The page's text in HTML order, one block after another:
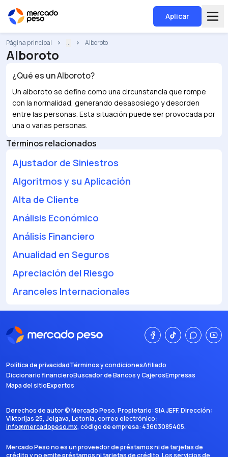
Aplicar
Página principal ... Alboroto
Alboroto
¿Qué es unAlboroto?
Un alboroto se define como una circunstancia que rompe
con la normalidad, generando desasosiego y desorden
entre las personas. Esta situación puede ser provocada por
una o varias personas.
Términos relacionados
Ajustador de Siniestros
Algoritmos y su Aplicación
Alta de Cliente
Análisis Económico
Análisis Financiero
Anualidad en Seguros
Apreciación del Riesgo
Aranceles Internacionales
Política de privacidadTérminos y condicionesAfiliado
Diccionario financieroBuscador de Bancos y CajerosEmpresas
Mapa del sitioExpertos
Derechos de autor ©Mercado Peso. Propietario:SIA JEFF. Dirección:
Viktorijas 25, Jelgava, Letonia, correo electrónico:
info@mercadopeso.mx, código de empresa: 43603085405.
Mercado Peso no es un proveedor de préstamos ni de tarjetas de
crédito y no emite préstamos ni tarjetas de crédito. Los servicios de